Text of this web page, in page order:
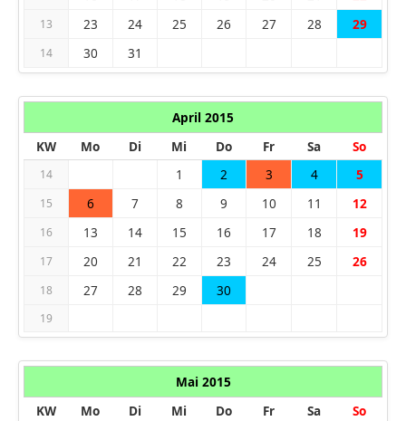
13 23 24 25 26 27 28 29
14 30 31
April 2015
KW
Mo Di Mi Do Fr Sa So
14 1 2 3 4 5
15 6 7 8 9 10 11 12
16 13 14 15 16 17 18 19
17 20 21 22 23 24 25 26
18 27 28 29 30
19
Mai 2015
KW
Mo Di Mi Do Fr Sa So